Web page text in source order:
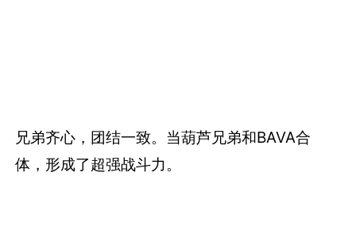
兄弟齐心，团结一致。当葫芦兄弟和BAVA合
体，形成了超强战斗力。